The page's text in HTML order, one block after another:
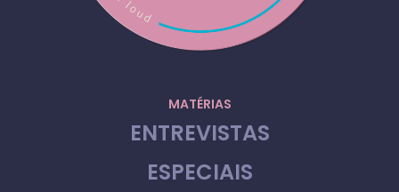
MATÉRIAS
ENTREVISTAS
ESPECIAIS